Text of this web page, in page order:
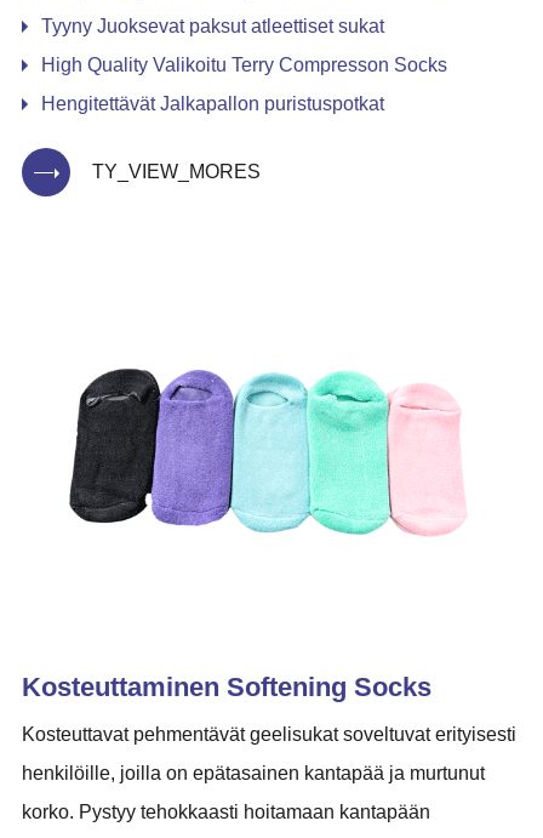
Tyyny Juoksevat paksut atleettiset sukat
High Quality Valikoitu Terry Compresson Socks
Hengitettävät Jalkapallon puristuspotkat
TY_VIEW_MORES
Kosteuttaminen Softening Socks
Kosteuttavat pehmentävät geelisukat soveltuvat erityisesti
henkilöille, joilla on epätasainen kantapää ja murtunut
korko. Pystyy tehokkaasti hoitamaan kantapään